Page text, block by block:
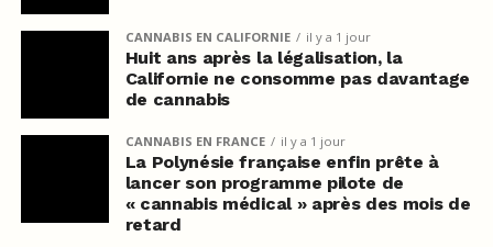
CANNABIS EN CALIFORNIE il y a 1 jour
Huit ans après la légalisation, la
Californie ne consomme pas davantage
de cannabis
CANNABIS EN FRANCE il y a 1 jour
La Polynésie française enfin prête à
lancer son programme pilote de
« cannabis médical » après des mois de
retard